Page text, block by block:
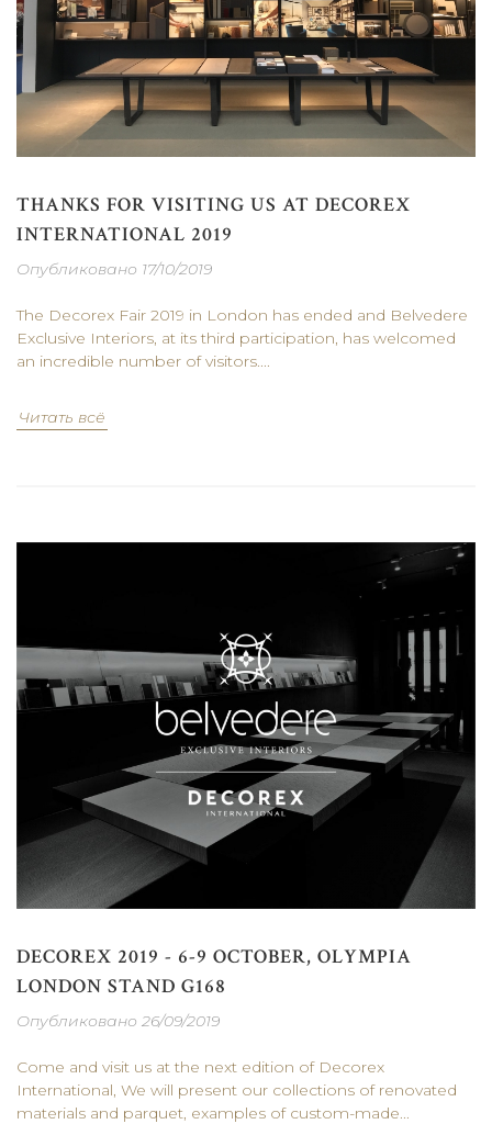
THANKS FOR VISITING US AT DECOREX
INTERNATIONAL 2019
Опубликовано 17/10/2019
The Decorex Fair 2019 in London has ended and Belvedere
Exclusive Interiors, at its third participation, has welcomed
an incredible number of visitors....
Читать всё
DECOREX 2019 - 6-9 OCTOBER, OLYMPIA
LONDON STAND G168
Опубликовано 26/09/2019
Come and visit us at the next edition of Decorex
International, We will present our collections of renovated
materials and parquet, examples of custom-made...